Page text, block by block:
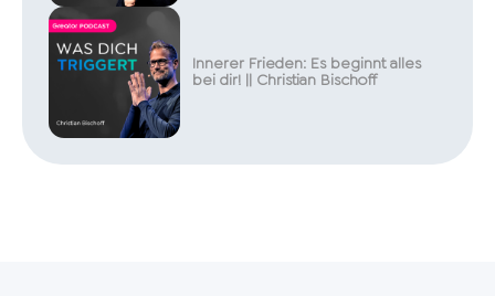
Innerer Frieden: Es beginnt alles
bei dir! || Christian Bischoff